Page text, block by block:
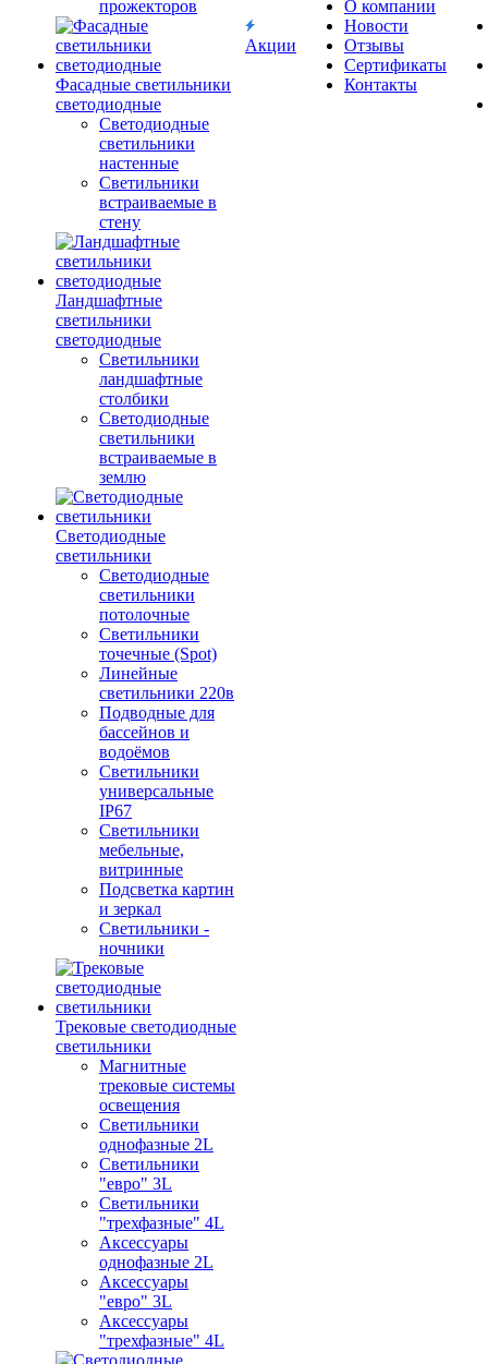
прожекторов
Фасадные светильники
светодиодные
Светодиодные
светильники
настенные
Светильники
встраиваемые в
стену
Ландшафтные
светильники
светодиодные
Светильники
ландшафтные
столбики
Светодиодные
светильники
встраиваемые в
землю
Светодиодные
светильники
Светодиодные
светильники
потолочные
Светильники
точечные (Spot)
Линейные
светильники 220в
Подводные для
бассейнов и
водоёмов
Светильники
универсальные
IP67
Светильники
мебельные,
витринные
Подсветка картин
и зеркал
Светильники -
ночники
Трековые светодиодные
светильники
Магнитные
трековые системы
освещения
Светильники
однофазные 2L
Светильники
"евро" 3L
Светильники
"трехфазные" 4L
Аксессуары
однофазные 2L
Аксессуары
"евро" 3L
Аксессуары
"трехфазные" 4L
Акции
О компании
Новости
Отзывы
Сертификаты
Контакты